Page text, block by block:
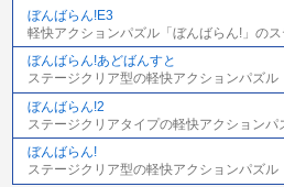
ぼんばらん!E3
軽快アクションパズル「ぼんばらん!」の
ぼんばらん!あどばんすと
ステージクリア型の軽快アクションパズル
ぼんばらん!2
ステージクリアタイプの軽快アクションパ
ぼんばらん!
ステージクリア型の軽快アクションパズル